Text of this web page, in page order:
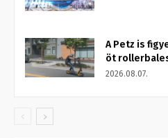
A Petz is
öt
2026.08.07.